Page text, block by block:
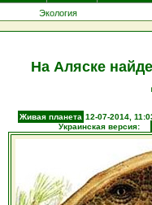
Экология
На Аляске
Живая планета 12-07-2014,
Украинская версия: